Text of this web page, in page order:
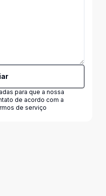
para que a nossa
de acordo com a
de serviço